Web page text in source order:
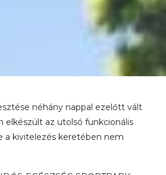
néhány nappal ezelőtt vált
elkészült az utolsó funkcionális
a kivitelezés keretében nem